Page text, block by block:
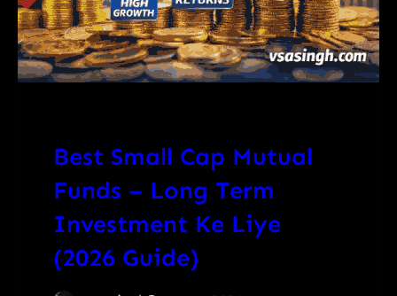
Best Small Cap Mutual
Funds – Long Term
Investment Ke Liye
(2026 Guide)